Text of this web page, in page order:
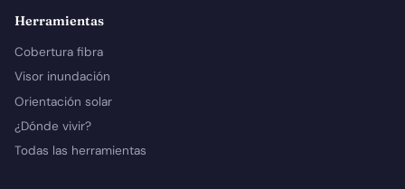
Herramientas
Cobertura fibra
Visor inundación
Orientación solar
¿Dónde vivir?
Todas las herramientas